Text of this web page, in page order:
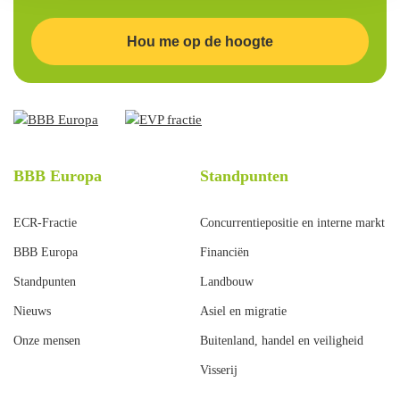
Hou me op de hoogte
BBB Europa
ECR-Fractie
BBB Europa
Standpunten
Nieuws
Onze mensen
Standpunten
Concurrentiepositie en interne markt
Financiën
Landbouw
Asiel en migratie
Buitenland, handel en veiligheid
Visserij